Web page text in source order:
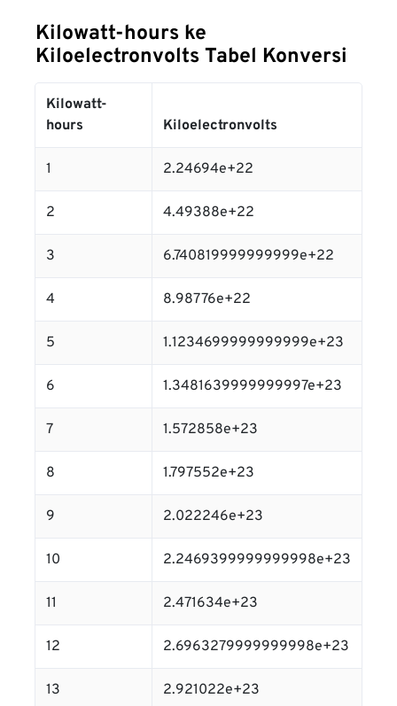
Kilowatt-hours ke
Kiloelectronvolts Tabel Konversi
Kilowatt-
hours
Kiloelectronvolts
1 2.24694e+22
2 4.49388e+22
3 6.740819999999999e+22
4 8.98776e+22
5 1.1234699999999999e+23
6 1.3481639999999997e+23
7 1.572858e+23
8 1.797552e+23
9 2.022246e+23
10 2.2469399999999998e+23
11 2.471634e+23
12 2.6963279999999998e+23
13 2.921022e+23